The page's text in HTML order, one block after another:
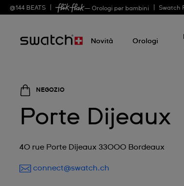
@144 BEATS — Orologi per bambini Swatch
Novità Orologi
NEGOZIO
Porte Dijeaux
40 rue Porte Dijeaux 33000 Bordeaux
connect@swatch.ch